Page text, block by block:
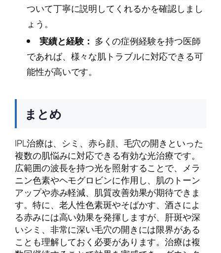
ついて丁寧に説明してくれるかを確認しまし
ょう。
実績と経験： 多くの症例経験を持つ医師
であれば、様々な肌トラブルに対応できる可
能性が高いです。
まとめ
IPL治療は、シミ、赤ら顔、毛穴の開きといった
複数の肌悩みに対応できる有効な光治療です。
広範囲の波長を持つ光を照射することで、メラ
ニン色素やヘモグロビンに作用し、肌のトーン
アップや赤み軽減、肌質改善効果が期待できま
す。特に、老人性色素斑やそばかす、酒さによ
る赤みには高い効果を発揮しますが、肝斑や深
いシミ、非常に深い毛穴の開きには限界がある
ことも理解しておく必要があります。治療は複